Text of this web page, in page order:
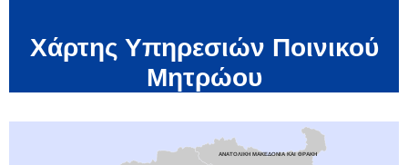
Χάρτης Υπηρεσιών Ποινικού
Μητρώου
ΑΝΑΤΟΛΙΚΉ ΜΑΚΕΔΟΝΊΑ ΚΑΙ ΘΡΆΚΗ